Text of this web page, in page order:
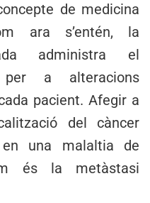
de medicina
ara s’entén, la
administra el
per a alteracions
pacient. Afegir a
del càncer
una malaltia de
és la metàstasi